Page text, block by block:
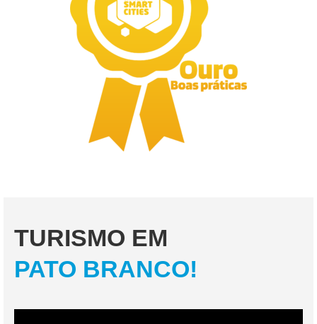
TURISMO EM
PATO BRANCO!